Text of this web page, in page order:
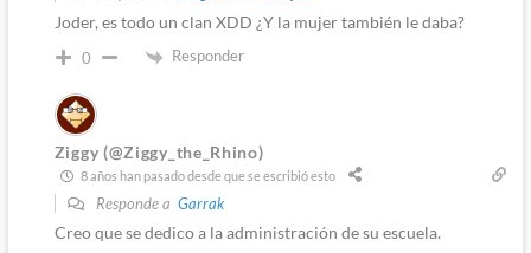
Joder, es todo un clan XDD ¿Y la mujer también le daba?
0 Responder
Ziggy (@Ziggy_the_Rhino)
8 años han pasado desde que se escribió esto
Responde a Garrak
Creo que se dedico a la administración de su escuela.